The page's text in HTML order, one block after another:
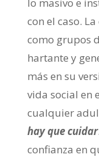
con el caso.
como grupos
hartante y
más en su
vida social en
cualquier
hay que cuidar
confianza en